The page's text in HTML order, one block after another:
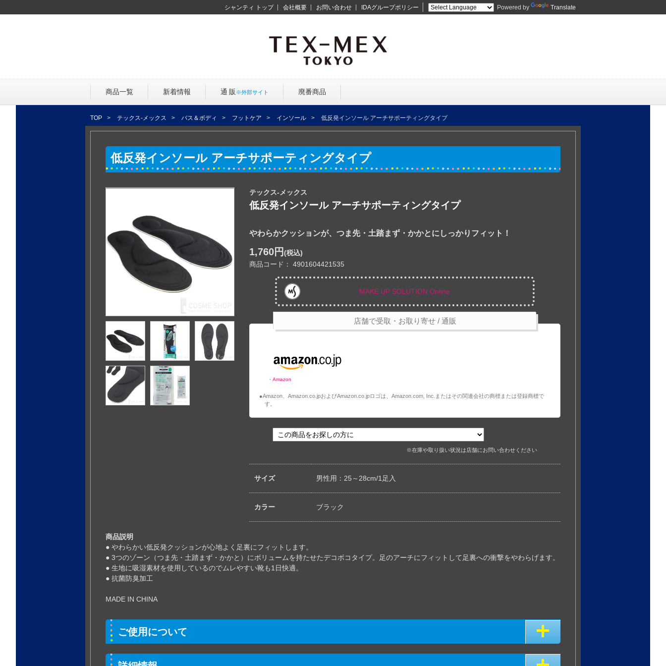
シャンティ トップ 会社概要 お問い合わせ IDAグループポリシー Powered by Translate
商品一覧 新着情報 通 販 ※外部サイト 廃番商品
TOP テックス-メックス バス＆ボディ フットケア インソール 低反発インソール アーチサポーティングタイプ
低反発インソール アーチサポーティングタイプ
テックス-メックス
低反発インソール アーチサポーティングタイプ
やわらかクッションが、つま先・土踏まず・かかとにしっかりフィット！
1,760円(税込)
商品コード： 4901604421535
MAKE UP SOLUTION Online
店舗で受取・お取り寄せ / 通販
・Amazon
●Amazon、Amazon.co.jpおよびAmazon.co.jpロゴは、Amazon.com, Inc.またはその関連会社の商標または登録商標で
す。
※在庫や取り扱い状況は店舗にお問い合わせください
サイズ 男性用：25～28cm/1足入
カラー ブラック
商品説明
● やわらかい低反発クッションが心地よく足裏にフィットします。
● 3つのゾーン（つま先・土踏まず・かかと）にボリュームを持たせたデコボコタイプ。足のアーチにフィットして足裏への衝撃をやわらげます。
● 生地に吸湿素材を使用しているのでムレやすい靴も1日快適。
● 抗菌防臭加工
MADE IN CHINA
ご使用について